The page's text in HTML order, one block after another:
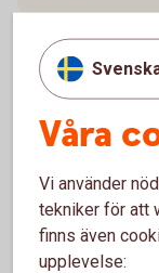
Villkor och
Vanliga
Hur sparar
Våra
Vi använder
tekniker för att
finns även
upplevelse: